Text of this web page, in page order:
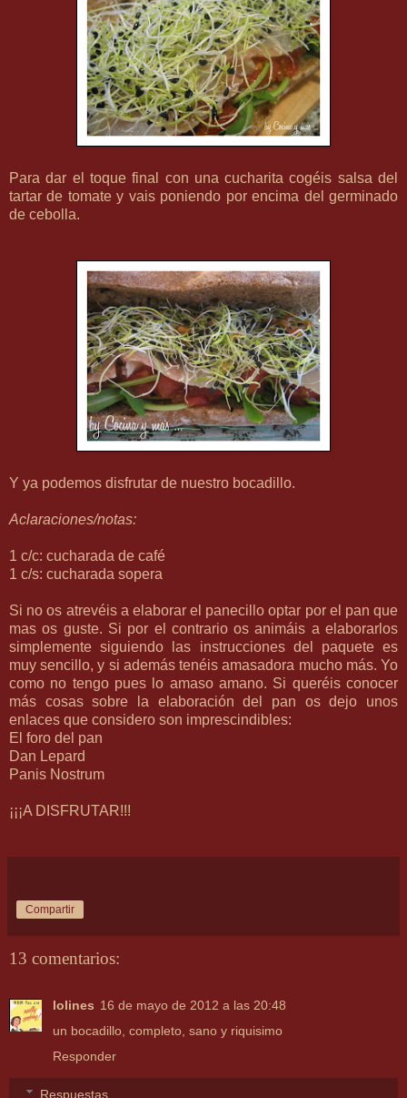
Para dar el toque final con una cucharitacogéis salsa del
tartar de tomate y vais poniendo por encima del germinado
de cebolla.
Y ya podemos disfrutar de nuestro bocadillo.
Aclaraciones/notas:
1 c/c: cucharada de café
1 c/s: cucharada sopera
Si no os atrevéis a elaborar el panecillo optar por el pan que
mas os guste. Si por el contrario os animáis a elaborarlos
simplemente siguiendo las instrucciones del paquete es
muy sencillo, y si además tenéis amasadora mucho más. Yo
como no tengo pues lo amaso amano. Si queréis conocer
más cosas sobre la elaboración del pan os dejo unos
enlaces que considero son imprescindibles:
El foro del pan
Dan Lepard
Panis Nostrum
¡¡¡A DISFRUTAR!!!
Compartir
13 comentarios:
lolines 16 de mayo de 2012 a las 20:48
un bocadillo, completo, sano y riquisimo
Responder
Respuestas